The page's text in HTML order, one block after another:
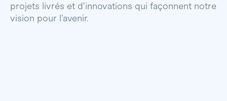
projets livrés et d’innovations qui façonnent notre
vision pour l’avenir.